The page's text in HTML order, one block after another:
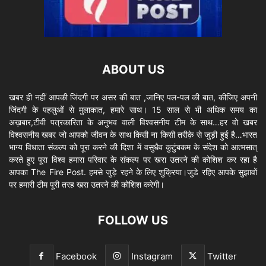
ABOUT US
खबर ही नहीं आपकी जिंदगी पर असर की बात ,जानिए पल-पल की बात, कीजिए अपनी
जिंदगी के पहलुओं से मुलाकात, हमारे साथ। 15 साल से भी अधिक समय का
अख़बार,टीवी पत्रकारिता के अनुभव वाली विश्वसनीय टीम के साथ…हर वो खबर
विश्वसनीय खबर जो आपको जीवन के साथ किसी ना किसी तरीक़े से जुड़ी हुई है…भारत
भाग्य विधाता संकल्प को पूरा करने की दिशा में वसुधैव कुटुंबकम के संदेश को आत्मसात्
करते हुए पूरा विश्व हमारा परिवार के संकल्प पर खरा उतरने की कोशिश कर रहा है
आपका The Fire Post. हमसे जुड़े रहने के लिए शुक्रिया।जुडे रहिए आपके सुझावों
पर हमारी टीम पूरी तरह खरा उतरने की कोशिश करेगी।
FOLLOW US
Facebook Instagram Twitter